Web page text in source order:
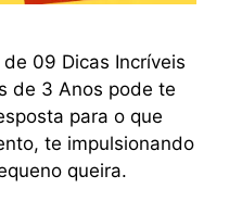
09 Dicas Incríveis
de 3 Anos pode te
para o que
te impulsionando
queira.